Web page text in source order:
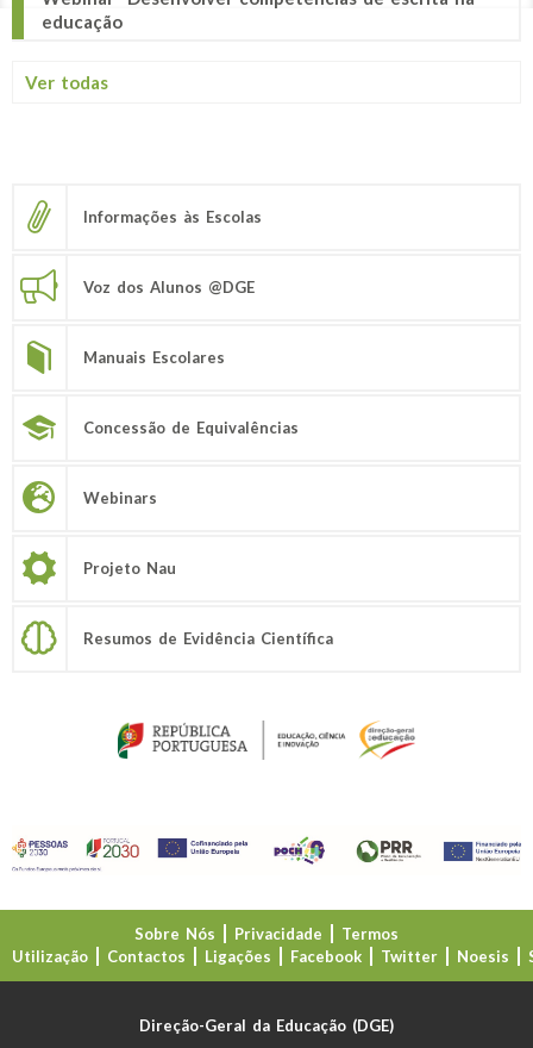
educação
Ver todas
Informações às Escolas
Voz dos Alunos @DGE
Manuais Escolares
Concessão de Equivalências
Webinars
Projeto Nau
Resumos de Evidência Científica
Sobre Nós Privacidade
Termos
Utilização
Contactos Ligações Facebook Twitter Noesis
Direção-Geral da Educação (DGE)